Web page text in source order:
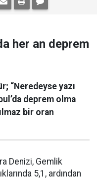
her an deprem
“Neredeyse yazı
deprem olma
bir oran
Denizi, Gemlik
5,1, ardından